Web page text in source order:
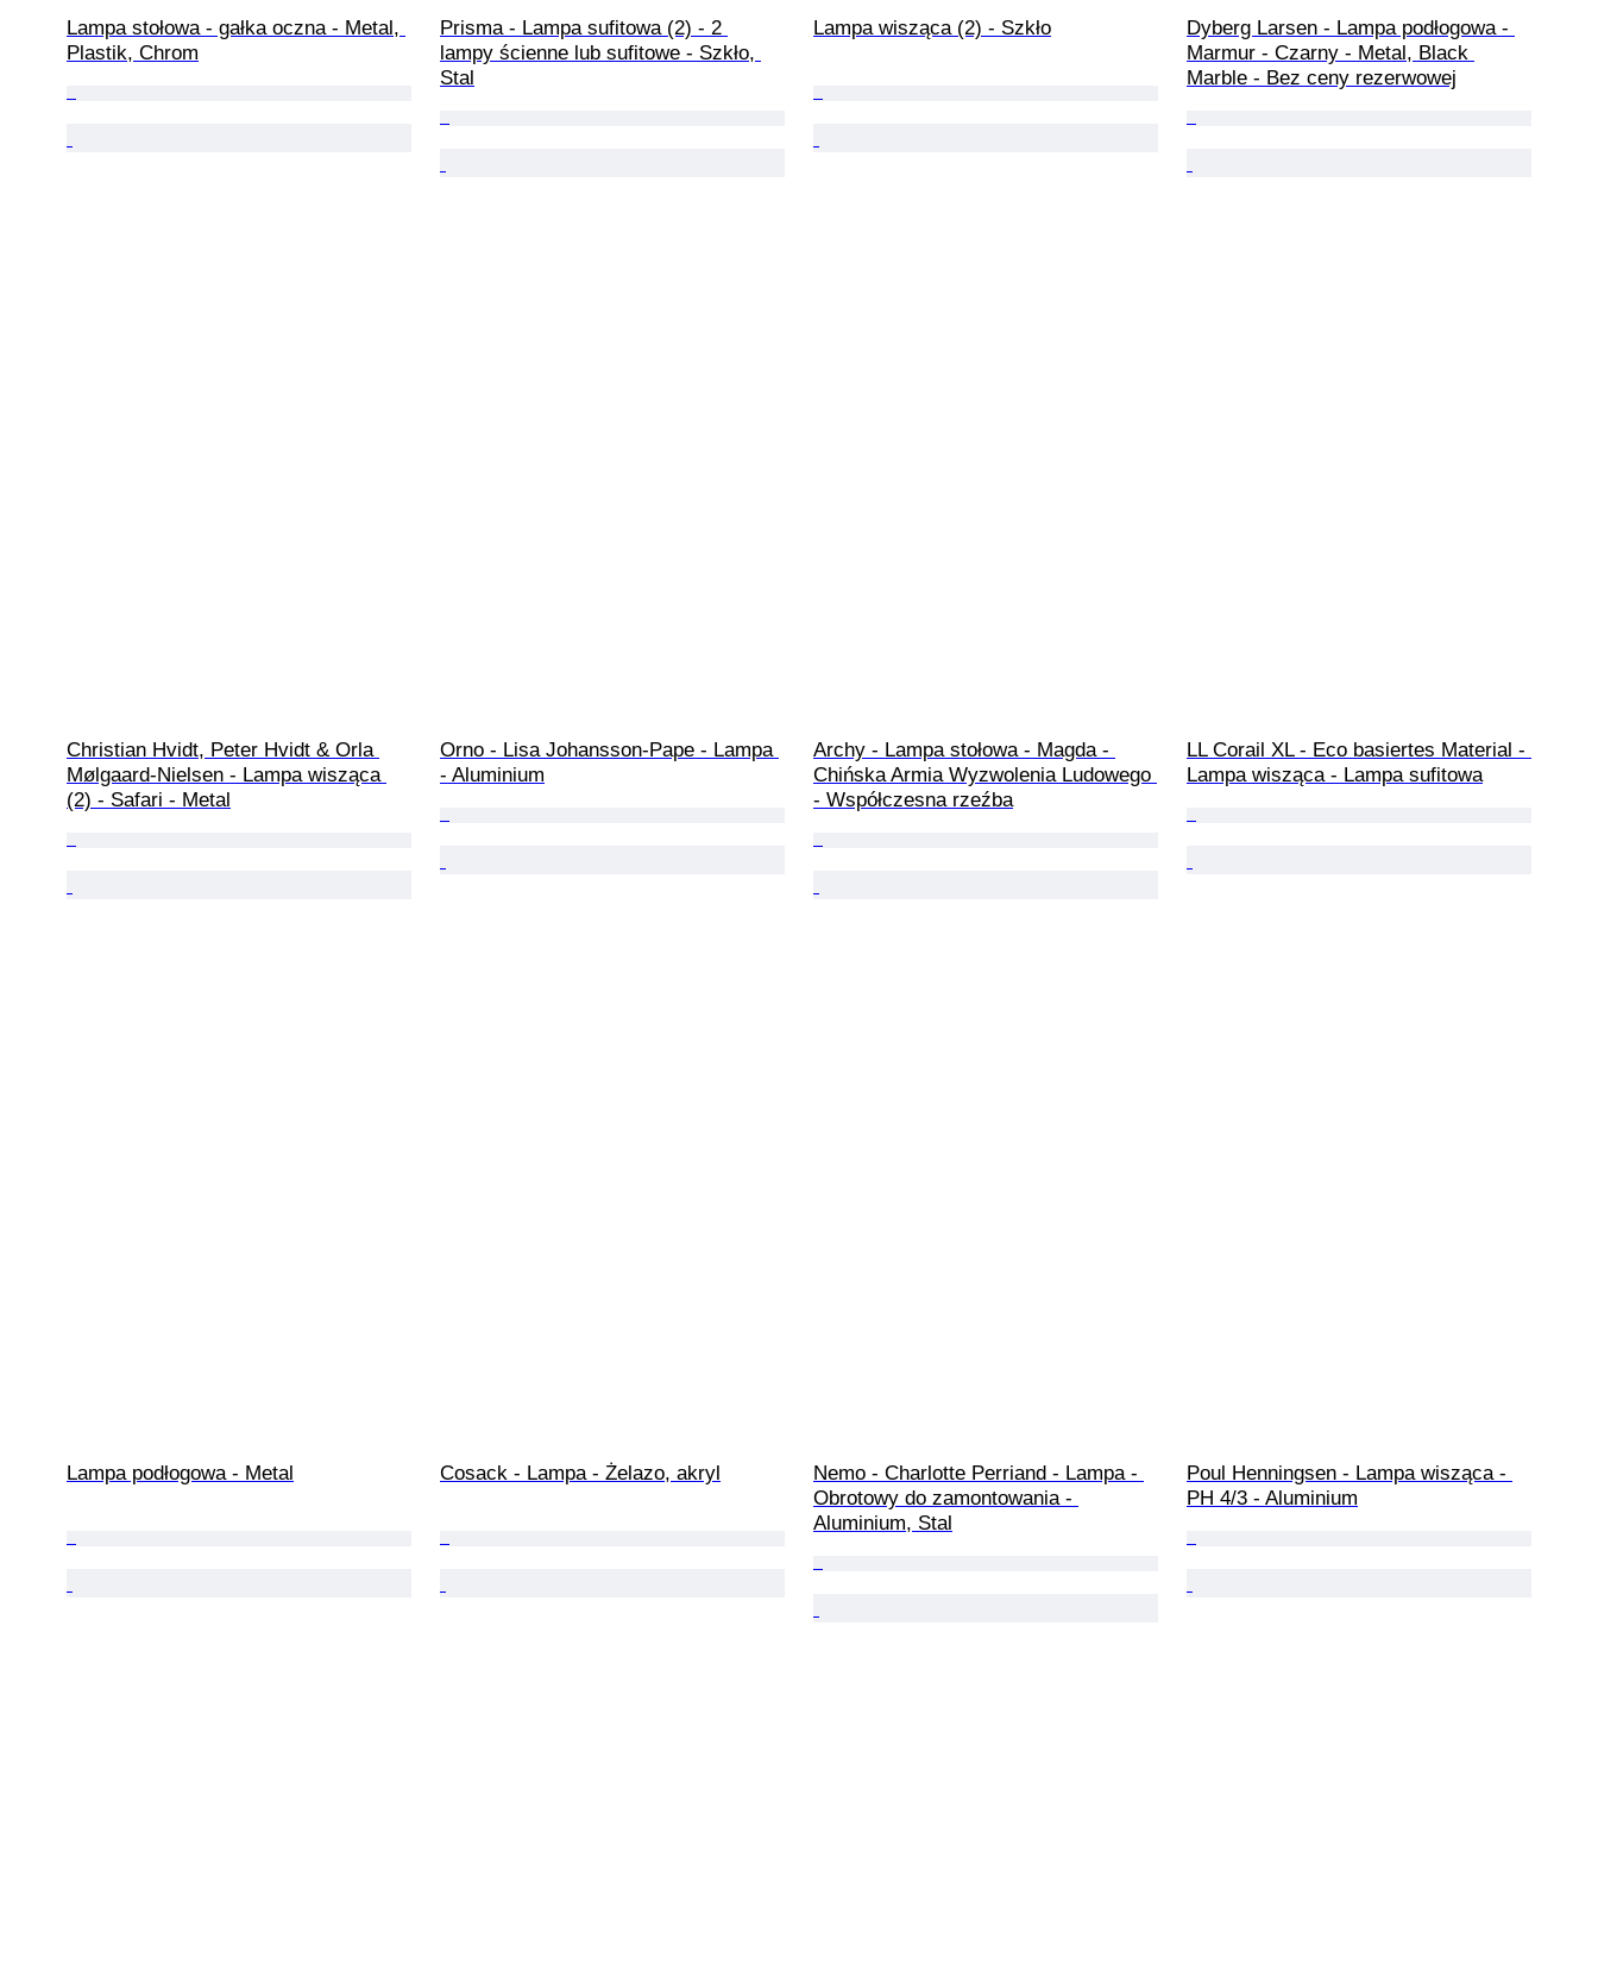
Lampa stołowa - gałka oczna - Metal,
Plastik, Chrom
Prisma - Lampa sufitowa (2) - 2
lampy ścienne lub sufitowe - Szkło,
Stal
Lampa wisząca (2) - Szkło
Dyberg Larsen - Lampa podłogowa -
Marmur - Czarny - Metal, Black
Marble - Bez ceny rezerwowej
Christian Hvidt, Peter Hvidt & Orla
Mølgaard-Nielsen - Lampa wisząca
(2) - Safari - Metal
Orno - Lisa Johansson-Pape - Lampa
- Aluminium
Archy - Lampa stołowa - Magda -
Chińska Armia Wyzwolenia Ludowego
- Współczesna rzeźba
LL Corail XL - Eco basiertes Material -
Lampa wisząca - Lampa sufitowa
Lampa podłogowa - Metal Cosack - Lampa - Żelazo, akryl
Nemo - Charlotte Perriand - Lampa -
Obrotowy do zamontowania -
Aluminium, Stal
Poul Henningsen - Lampa wisząca -
PH 4/3 - Aluminium